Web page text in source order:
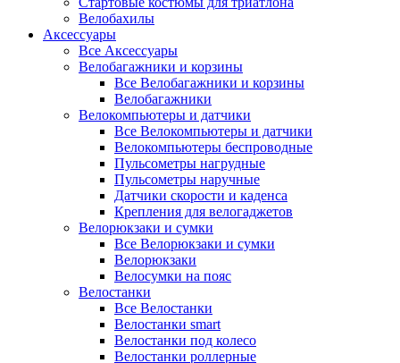
Велобахилы
Аксессуары
Все Аксессуары
Велобагажники и корзины
Все Велобагажники и корзины
Велобагажники
Велокомпьютеры и датчики
Все Велокомпьютеры и датчики
Велокомпьютеры беспроводные
Пульсометры нагрудные
Пульсометры наручные
Датчики скорости и каденса
Крепления для велогаджетов
Велорюкзаки и сумки
Все Велорюкзаки и сумки
Велорюкзаки
Велосумки на пояс
Велостанки
Все Велостанки
Велостанки smart
Велостанки под колесо
Велостанки роллерные